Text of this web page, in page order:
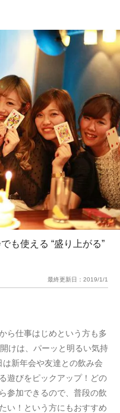
も使える “盛り上がる”
最終更新日： 2019/1/1
ら仕事はじめという方も多
けは、パーッと明るい気持
新年会や友達との飲み会
遊びをピックアップ！どの
参加できるので、普段の飲
い！という方にもおすすめ